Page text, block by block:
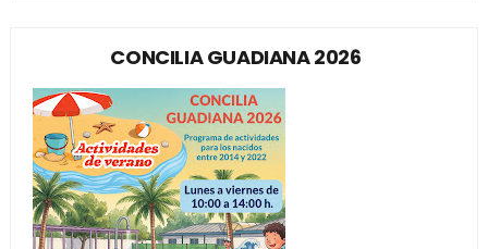
CONCILIA GUADIANA 2026